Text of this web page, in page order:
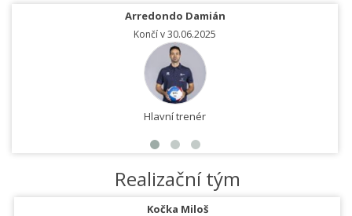
Arredondo Damián
Končí v 30.06.2025
Hlavní trenér
Realizační tým
Kočka Miloš